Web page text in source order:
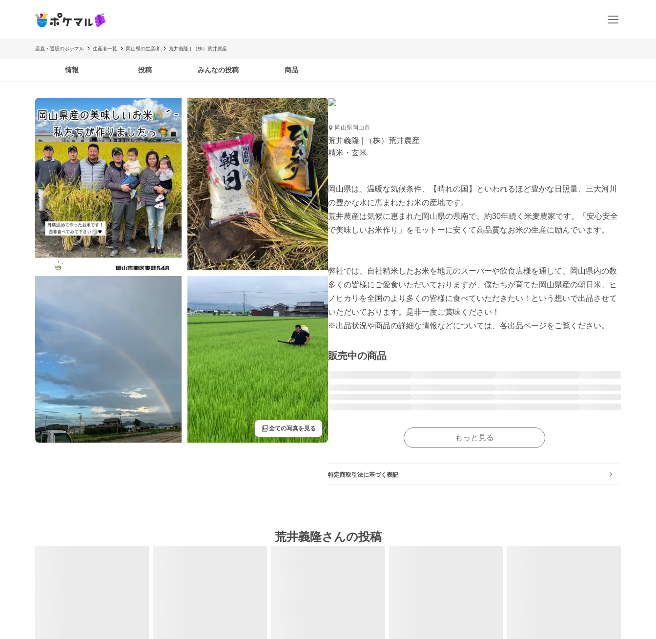
産直・通販のポケマル 生産者一覧 岡山県の生産者 荒井義隆 | （株）荒井農産
情報 投稿 みんなの投稿 商品
filter全ての写真を見る
岡山県岡山市
荒井義隆 | （株）荒井農産
精米・玄米
岡山県は、温暖な気候条件、【晴れの国】といわれるほど豊かな日照量、三大河川
の豊かな水に恵まれたお米の産地です。
荒井農産は気候に恵まれた岡山県の県南で、約30年続く米麦農家です。「安心安全
で美味しいお米作り」をモットーに安くて高品質なお米の生産に励んでいます。
弊社では、自社精米したお米を地元のスーパーや飲食店様を通して、岡山県内の数
多くの皆様にご愛食いただいておりますが、僕たちが育てた岡山県産の朝日米、ヒ
ノヒカリを全国のより多くの皆様に食べていただきたい！という想いで出品させて
いただいております。是非一度ご賞味ください！
※出品状況や商品の詳細な情報などについては、各出品ページをご覧ください。
販売中の商品
もっと見る
特定商取引法に基づく表記
荒井義隆さんの投稿